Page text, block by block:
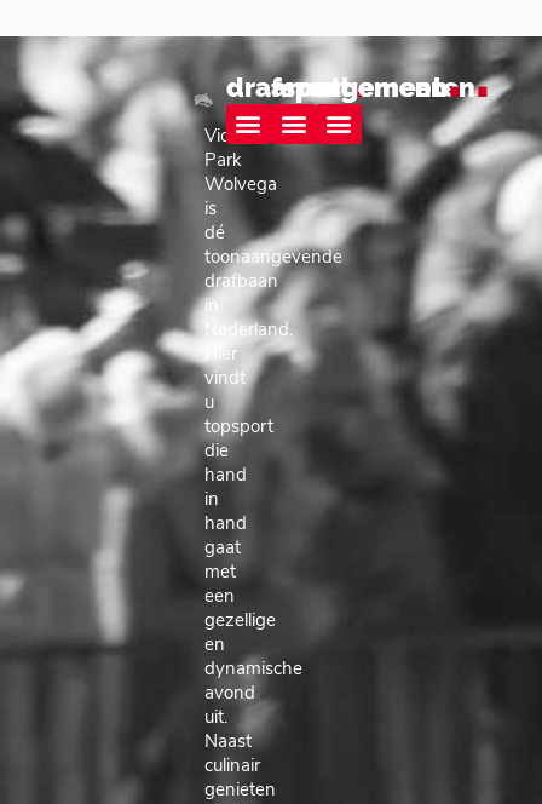
Victoria
Park
Wolvega
is
dé
toonaangevende
drafbaan
in
Nederland.
Hier
vindt
u
topsport
die
hand
in
hand
gaat
met
een
gezellige
en
dynamische
avond
uit.
Naast
culinair
genieten
drafsport.
arrangementen.
algemeen.